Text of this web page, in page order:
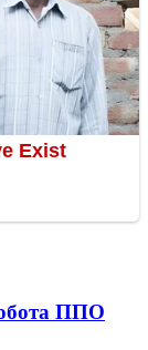
ППО